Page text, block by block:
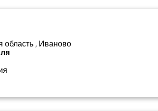
область , Иваново